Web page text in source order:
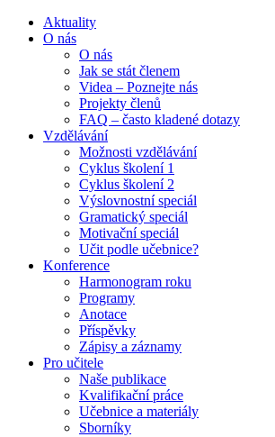
Aktuality
O nás
O nás
Jak se stát členem
Videa – Poznejte nás
Projekty členů
FAQ – často kladené dotazy
Vzdělávání
Možnosti vzdělávání
Cyklus školení 1
Cyklus školení 2
Výslovnostní speciál
Gramatický speciál
Motivační speciál
Učit podle učebnice?
Konference
Harmonogram roku
Programy
Anotace
Příspěvky
Zápisy a záznamy
Pro učitele
Naše publikace
Kvalifikační práce
Učebnice a materiály
Sborníky